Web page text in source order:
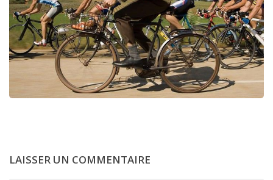
LAISSER UN COMMENTAIRE